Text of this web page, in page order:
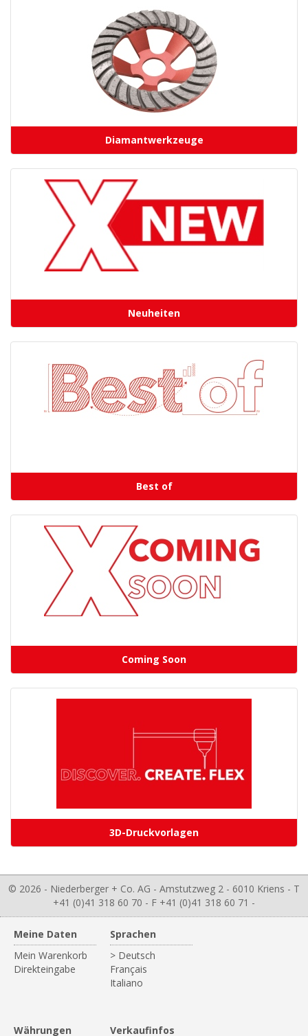
Diamantwerkzeuge
Neuheiten
Best of
Coming Soon
3D-Druckvorlagen
© 2026 - Niederberger + Co. AG - Amstutzweg 2 - 6010 Kriens - T
+41 (0)41 318 60 70 - F +41 (0)41 318 60 71 -
Meine Daten
Mein Warenkorb
Direkteingabe
Sprachen
> Deutsch
Français
Italiano
Währungen Verkaufinfos